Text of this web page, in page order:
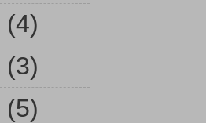
(4)
(3)
(5)